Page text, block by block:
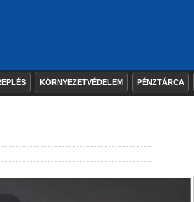
KÖRNYEZETVÉDELEM PÉNZTÁRCA